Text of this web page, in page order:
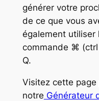
générer votre
de ce que vous
également utiliser
commande ⌘ (ctrl
Q.
Visitez cette page
notre Générateur